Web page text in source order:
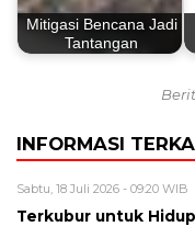
Mitigasi Bencana Jadi
Tantangan
INFORMASI
Sabtu, 18 Juli 2026 - 09:20 WIB
Terkubur untuk Hidup